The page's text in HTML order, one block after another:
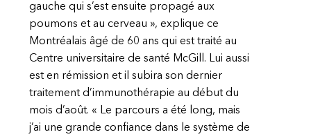
gauche qui s’est ensuite propagé aux
poumons et au cerveau », explique ce
Montréalais âgé de 60 ans qui est traité au
Centre universitaire de santé McGill. Lui aussi
est en rémission et il subira son dernier
traitement d’immunothérapie au début du
mois d’août. « Le parcours a été long, mais
j’ai une grande confiance dans le système de